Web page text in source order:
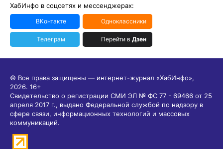
ХабИнфо в соцсетях и мессенджерах:
ВКонтакте Одноклассники
Телеграм Перейти в Дзен
© Все права защищены — интернет-журнал «ХабИнфо»,
2026. 16+
Свидетельство о регистрации СМИ ЭЛ № ФС 77 - 69466 от 25
апреля 2017 г., выдано Федеральной службой по надзору в
сфере связи, информационных технологий и массовых
коммуникаций.